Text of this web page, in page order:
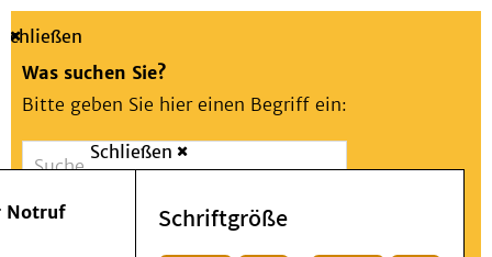
Suche
Schließen
Was suchen Sie?
Bitte geben Sie hier einen Begriff ein:
Suchen
Notfall
Schließen
Notruf Schriftgröße
Menü